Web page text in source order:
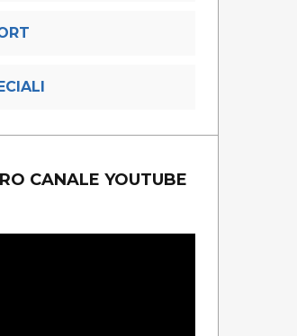
CANALE YOUTUBE